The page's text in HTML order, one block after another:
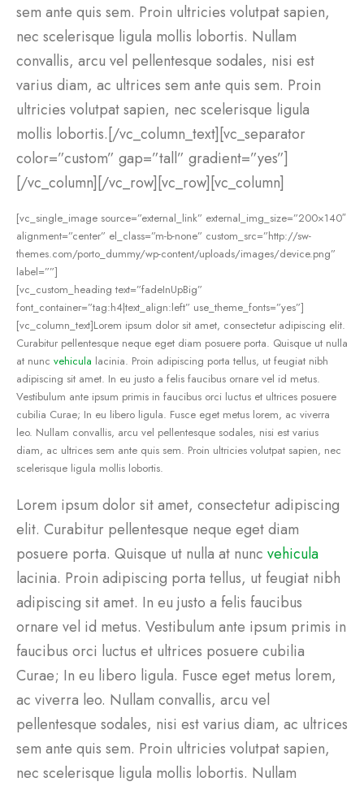
sem ante quis sem. Proin ultricies volutpat sapien,
nec scelerisque ligula mollis lobortis. Nullam
convallis, arcu vel pellentesque sodales, nisi est
varius diam, ac ultrices sem ante quis sem. Proin
ultricies volutpat sapien, nec scelerisque ligula
mollis lobortis.[/vc_column_text][vc_separator
color=”custom” gap=”tall” gradient=”yes”]
[/vc_column][/vc_row][vc_row][vc_column]
[vc_single_image source=”external_link” external_img_size=”200×140″
alignment=”center” el_class=”m-b-none” custom_src=”http://sw-
themes.com/porto_dummy/wp-content/uploads/images/device.png”
label=””]
[vc_custom_heading text=”fadeInUpBig”
font_container=”tag:h4|text_align:left” use_theme_fonts=”yes”]
[vc_column_text]Lorem ipsum dolor sit amet, consectetur adipiscing elit.
Curabitur pellentesque neque eget diam posuere porta. Quisque ut nulla
at nunc vehicula lacinia. Proin adipiscing porta tellus, ut feugiat nibh
adipiscing sit amet. In eu justo a felis faucibus ornare vel id metus.
Vestibulum ante ipsum primis in faucibus orci luctus et ultrices posuere
cubilia Curae; In eu libero ligula. Fusce eget metus lorem, ac viverra
leo. Nullam convallis, arcu vel pellentesque sodales, nisi est varius
diam, ac ultrices sem ante quis sem. Proin ultricies volutpat sapien, nec
scelerisque ligula mollis lobortis.
Lorem ipsum dolor sit amet, consectetur adipiscing
elit. Curabitur pellentesque neque eget diam
posuere porta. Quisque ut nulla at nunc vehicula
lacinia. Proin adipiscing porta tellus, ut feugiat nibh
adipiscing sit amet. In eu justo a felis faucibus
ornare vel id metus. Vestibulum ante ipsum primis in
faucibus orci luctus et ultrices posuere cubilia
Curae; In eu libero ligula. Fusce eget metus lorem,
ac viverra leo. Nullam convallis, arcu vel
pellentesque sodales, nisi est varius diam, ac ultrices
sem ante quis sem. Proin ultricies volutpat sapien,
nec scelerisque ligula mollis lobortis. Nullam